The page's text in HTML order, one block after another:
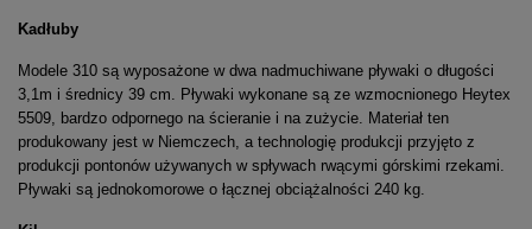
Kadłuby
Modele 310 są wyposażone w dwa nadmuchiwane pływaki o długości
3,1m i średnicy 39 cm. Pływaki wykonane są ze wzmocnionego Heytex
5509, bardzo odpornego na ścieranie i na zużycie. Materiał ten
produkowany jest w Niemczech, a technologię produkcji przyjęto z
produkcji pontonów używanych w spływach rwącymi górskimi rzekami.
Pływaki są jednokomorowe o łącznej obciążalności 240 kg.